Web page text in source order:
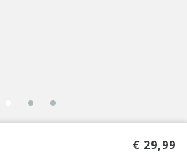
€ 29,99